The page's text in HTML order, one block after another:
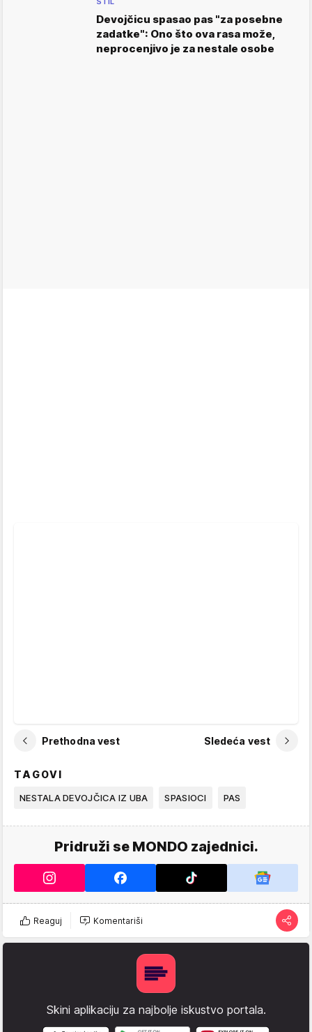
Devojčicu spasao pas "za posebne
zadatke": Ono što ova rasa može,
neprocenjivo je za nestale osobe
Prethodna vest Sledeća vest
TAGOVI
NESTALA DEVOJČICA IZ UBA SPASIOCI PAS
Pridruži se MONDO zajednici.
Reaguj Komentariši
Skini aplikaciju za najbolje iskustvo portala.